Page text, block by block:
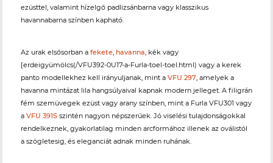
ezüsttel, valamint hízelgő padlizsánbarna vagy klasszikus
havannabarna színben kapható.
Az urak elsősorban a fekete, havanna, kék vagy
[erdeigyümölcs(/VFU392-0U17-a-Furla-toel-toel.html) vagy a kerek
panto modellekhez kell irányuljanak, mint a VFU 297, amelyek a
havanna mintázat lila hangsúlyaival kapnak modern jelleget. A filigrán
fém szemüvegek ezüst vagy arany színben, mint a Furla VFU301 vagy
a VFU 391S szintén nagyon népszerűek. Jó viselési tulajdonságokkal
rendelkeznek, gyakorlatilag minden arcformához illenek az oválistól
a szögletesig, és eleganciát adnak minden ruhának.